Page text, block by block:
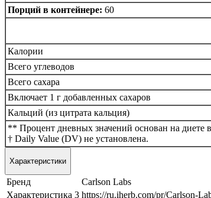
Порций в контейнере: 60
Калории
Всего углеводов
Всего сахара
Включает 1 г добавленных сахаров
Кальций (из цитрата кальция)
** Процент дневных значений основан на диете
† Daily Value (DV) не установлена.
Характеристики
Бренд
Carlson Labs
Характеристика 3 https://ru.iherb.com/pr/Carlson-